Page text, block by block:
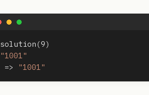
solution(9)
"1001"
=>
"1001"